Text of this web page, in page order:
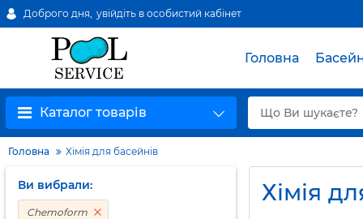
Доброго дня, увійдіть в особистий кабінет
Головна
Каталог товарів
Головна Хімія для басейнів
Ви вибрали:
Chemoform
Хімія